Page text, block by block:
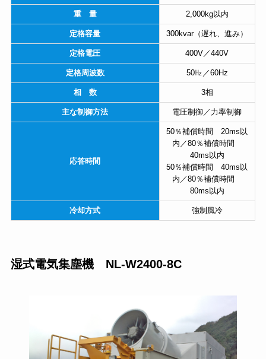
重 量 2,000kg以内
定格容量 300kvar（遅れ、進み）
定格電圧 400V／440V
定格周波数 50㎐／60Hz
相 数 3相
主な制御方法 電圧制御／力率制御
応答時間
50％補償時間 20ms以
内／80％補償時間
40ms以内
50％補償時間 40ms以
内／80％補償時間
80ms以内
冷却方式 強制風冷
湿式電気集塵機 NL-W2400-8C